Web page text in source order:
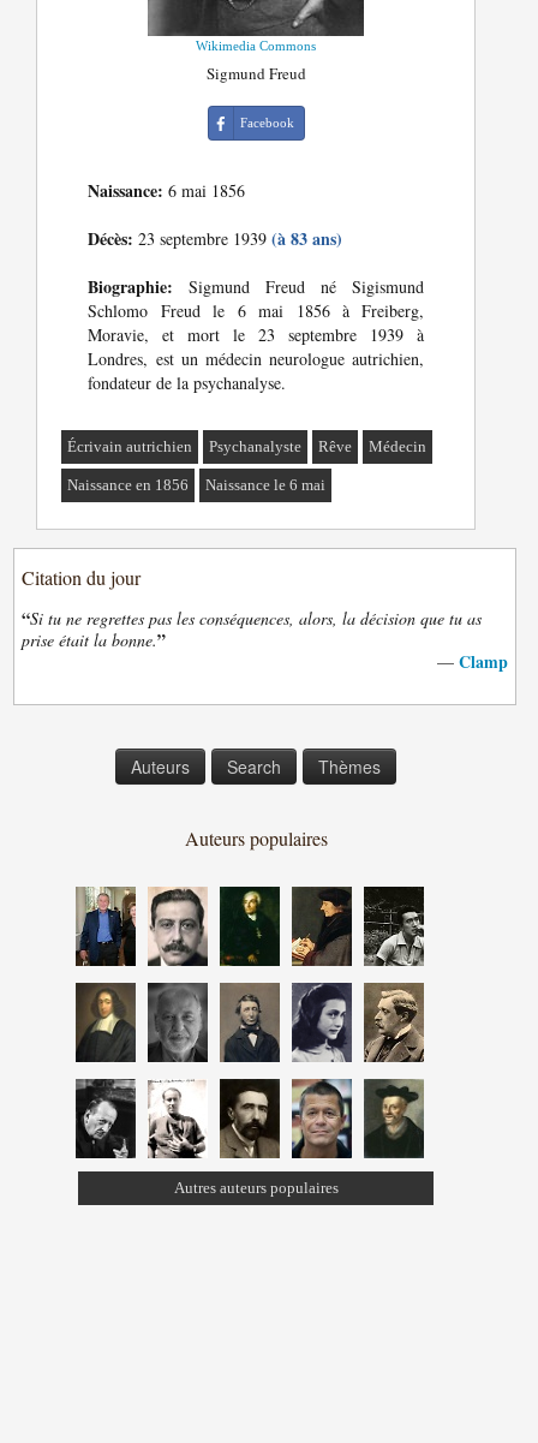
Wikimedia Commons
Sigmund Freud
Facebook
Naissance: 6 mai 1856
Décès: 23 septembre 1939(à 83 ans)
Biographie: Sigmund Freud né Sigismund
Schlomo Freud le 6 mai 1856 à Freiberg,
Moravie, et mort le 23 septembre 1939 à
Londres, est un médecin neurologue autrichien,
fondateur de la psychanalyse.
Écrivain autrichien Psychanalyste Rêve Médecin
Naissance en 1856 Naissance le 6 mai
Citation du jour
“Si tu ne regrettes pas les conséquences, alors, la décision que tu as
prise était la bonne.”
— Clamp
Auteurs Search Thèmes
Auteurs populaires
Autres auteurs populaires